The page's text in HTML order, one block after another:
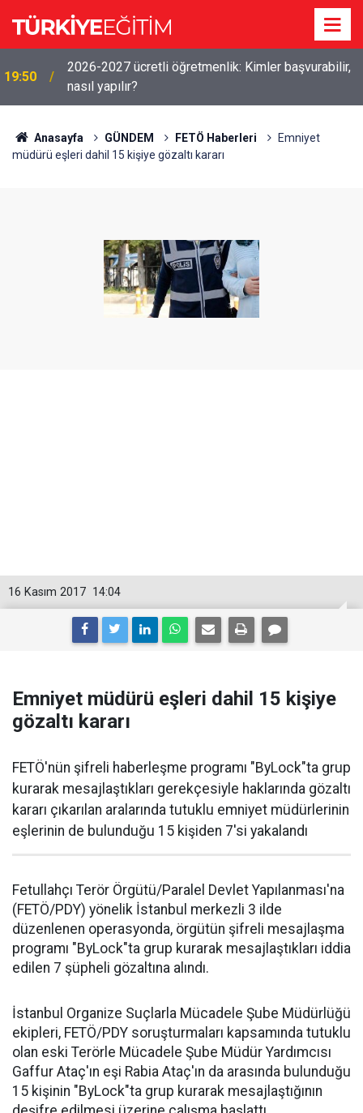
19:50
2026-2027 ücretli öğretmenlik: Kimler başvurabilir,
nasıl yapılır?
Anasayfa GÜNDEM FETÖ Haberleri
Emniyet
müdürü eşleri dahil 15 kişiye gözaltı kararı
14:04
16 Kasım 2017
Emniyet müdürü eşleri dahil 15 kişiye
gözaltı kararı
FETÖ'nün şifreli haberleşme programı "ByLock"ta grup
kurarak mesajlaştıkları gerekçesiyle haklarında gözaltı
kararı çıkarılan aralarında tutuklu emniyet müdürlerinin
eşlerinin de bulunduğu 15 kişiden 7'si yakalandı
Fetullahçı Terör Örgütü/Paralel Devlet Yapılanması'na
(FETÖ/PDY) yönelik İstanbul merkezli 3 ilde
düzenlenen operasyonda, örgütün şifreli mesajlaşma
programı "ByLock"ta grup kurarak mesajlaştıkları iddia
edilen 7 şüpheli gözaltına alındı.
İstanbul Organize Suçlarla Mücadele Şube Müdürlüğü
ekipleri, FETÖ/PDY soruşturmaları kapsamında tutuklu
olan eski Terörle Mücadele Şube Müdür Yardımcısı
Gaffur Ataç'ın eşi Rabia Ataç'ın da arasında bulunduğu
15 kişinin "ByLock"ta grup kurarak mesajlaştığının